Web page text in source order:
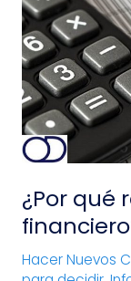
¿Por qué
Hacer Nuevos
realizar
un
análisis
financiero?